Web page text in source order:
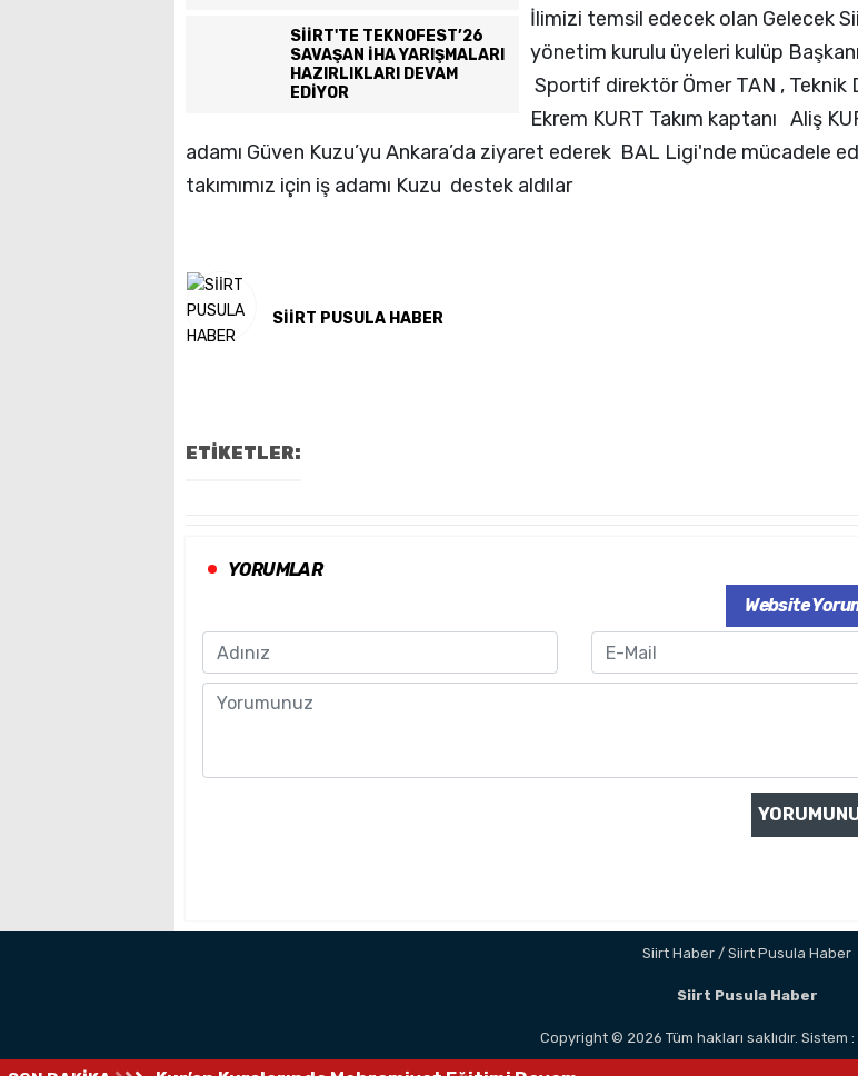
SİİRT'TE TEKNOFEST’26
SAVAŞAN İHA YARIŞMALARI
HAZIRLIKLARI DEVAM
EDİYOR
İlimizi temsil edecek olan Gelecek
yönetim kurulu üyeleri kulüp
Sportif direktör Ömer TAN , Teknik
Ekrem KURT Takım kaptanı Aliş
adamı Güven Kuzu’yu Ankara’da ziyaret ederek BAL Ligi'nde mücadele
takımımız için iş adamı Kuzu destek aldılar
SİİRT PUSULA HABER
ETİKETLER:
YORUMLAR
Website
Name
Email
Comment
Siirt Haber / Siirt Pusula Haber
Siirt Pusula Haber
Copyright © 2026 Tüm hakları saklıdır. Sistem :